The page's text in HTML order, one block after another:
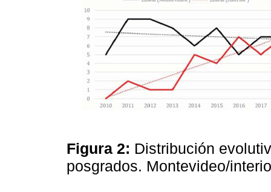
Figura 2: Distribución
posgrados. Montevideo/